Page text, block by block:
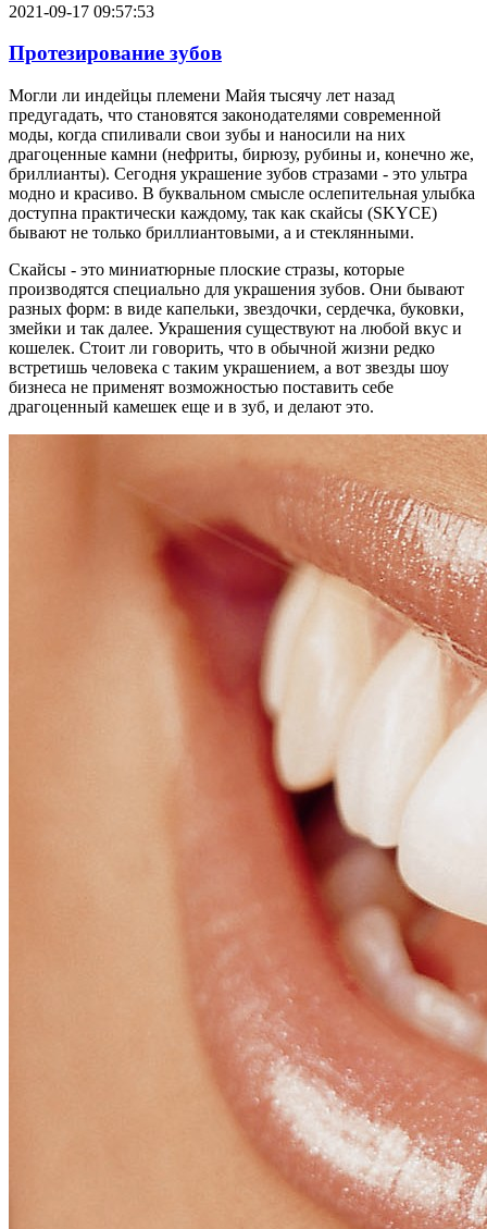
2021-09-17 09:57:53
Протезирование зубов
Могли ли индейцы племени Майя тысячу лет назад
предугадать, что становятся законодателями современной
моды, когда спиливали свои зубы и наносили на них
драгоценные камни (нефриты, бирюзу, рубины и, конечно же,
бриллианты). Сегодня украшение зубов стразами - это ультра
модно и красиво. В буквальном смысле ослепительная улыбка
доступна практически каждому, так как скайсы (SKYCE)
бывают не только бриллиантовыми, а и стеклянными.
Скайсы - это миниатюрные плоские стразы, которые
производятся специально для украшения зубов. Они бывают
разных форм: в виде капельки, звездочки, сердечка, буковки,
змейки и так далее. Украшения существуют на любой вкус и
кошелек. Стоит ли говорить, что в обычной жизни редко
встретишь человека с таким украшением, а вот звезды шоу
бизнеса не применят возможностью поставить себе
драгоценный камешек еще и в зуб, и делают это.